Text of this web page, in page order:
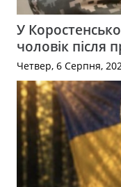
У
чоловік після
Четвер, 6 Серпня,